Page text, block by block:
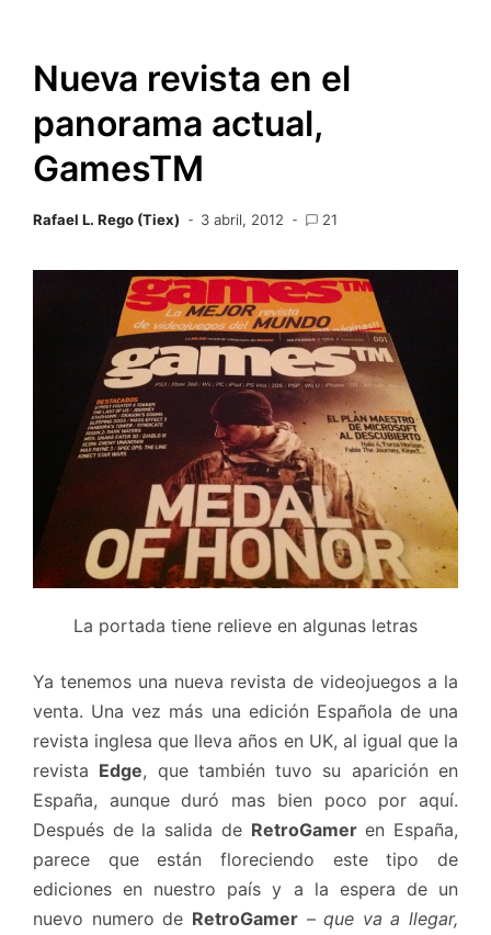
Nueva revista en el
panorama actual,
GamesTM
Rafael L. Rego (Tiex) 3 abril, 2012 21
La portada tiene relieve en algunas letras
Ya tenemos una nueva revista de videojuegos a la
venta. Una vez más una edición Española de una
revista inglesa que lleva años en UK, al igual que la
revista Edge, que también tuvo su aparición en
España, aunque duró mas bien poco por aquí.
Después de la salida de RetroGameren España,
parece que están floreciendo este tipo de
ediciones en nuestro país y a la espera de un
nuevo numero de RetroGamer–que va a llegar,